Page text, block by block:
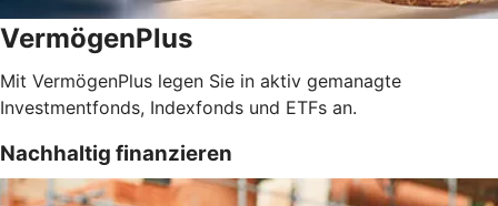
VermögenPlus
Mit VermögenPlus legen Sie in aktiv gemanagte
Investmentfonds, Indexfonds und ETFs an.
Nachhaltig finanzieren